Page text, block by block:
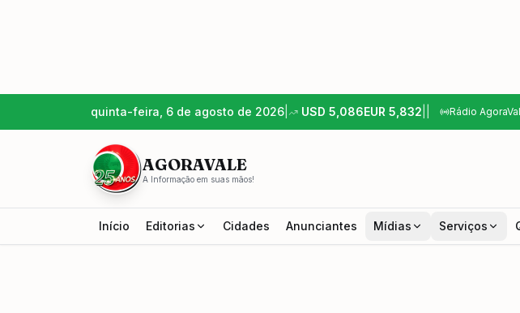
quinta-feira, 6 de agosto de 2026 USD 5,086EUR 5,832 Rádio
AGORAVALE
A Informação em suas mãos!
Início Editorias Cidades Anunciantes Mídias Serviços